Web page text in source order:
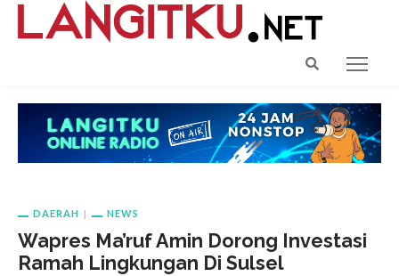
DAERAH NEWS
Wapres Ma’ruf Amin Dorong Investasi
Ramah Lingkungan Di Sulsel